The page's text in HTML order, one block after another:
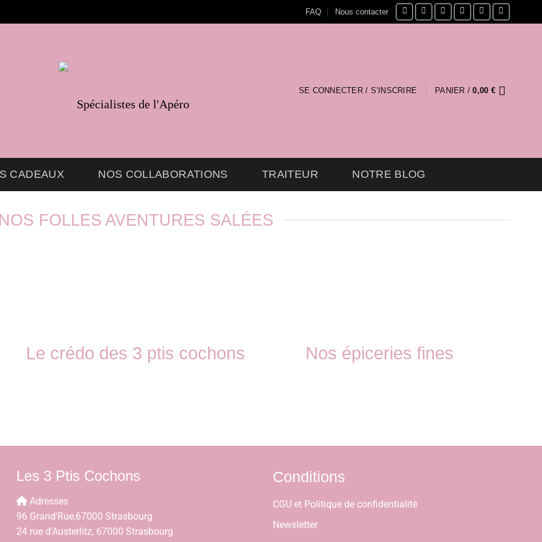
FAQ Nous contacter
Spécialistes de l'Apéro
SE CONNECTER / S’INSCRIRE PANIER /0,00 €
CADEAUX NOS COLLABORATIONS TRAITEUR NOTRE BLOG
NOS FOLLES AVENTURES SALÉES
Le crédo des 3 ptis cochons Nos épiceries fines
Les 3 Ptis Cochons
Adresses
96 Grand'Rue,67000 Strasbourg
24 rue d'Austerlitz, 67000 Strasbourg
Conditions
CGU et Politique de confidentialité
Newsletter